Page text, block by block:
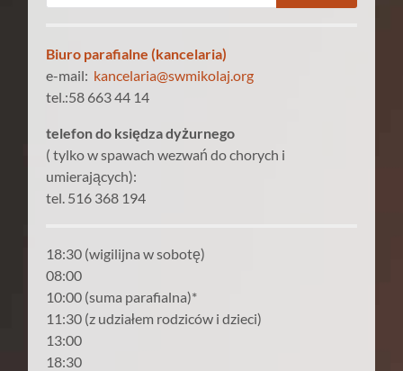
Biuro parafialne (kancelaria)
e-mail: kancelaria@swmikolaj.org
tel.:58 663 44 14
telefon do księdza dyżurnego
( tylko w spawach wezwań do chorych i
umierających):
tel. 516 368 194
18:30 (wigilijna w sobotę)
08:00
10:00 (suma parafialna)*
11:30 (z udziałem rodziców i dzieci)
13:00
18:30